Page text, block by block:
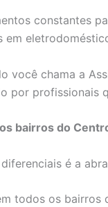
constantes
em
você chama a
por profissionais
bairros do
é a
todos os bairros